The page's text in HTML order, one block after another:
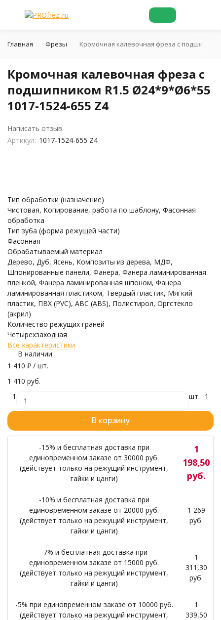
Главная Фрезы Кромочная калевочная фреза с
Кромочная калевочная фреза с
подшипником R1.5 Ø24*9*Ø6*55
1017-1524-655 Z4
Написать отзыв
Артикул: 1017-1524-655 Z4
Тип обработки (назначение)
Чистовая, Копирование, работа по шаблону, Фасонная
обработка
Тип зуба (форма режущей части)
Фасонная
Обрабатываемый материал
Дерево, Дуб, Ясень, Композиты из дерева, МДФ,
Шпонированные панели, Фанера, Фанера ламинированная
пленкой, Фанера ламинированная шпоном, Фанера
ламинированная пластиком, Твердый пластик, Мягкий
пластик, ПВХ (PVC), ABC (ABS), Полистирол, Оргстекло
(акрил)
Количество режущих граней
Четырехзаходная
Все характеристики
В наличии
1 410 ₽ / шт.
1 410 руб.
1
шт. 1
В корзину
-15% и бесплатная доставка при
единовременном заказе от 30000 руб.
(действует только на режущий инструмент,
гайки и цанги)
1
198,50
руб.
-10% и бесплатная доставка при
единовременном заказе от 20000 руб.
(действует только на режущий инструмент,
гайки и цанги)
1 269
руб.
-7% и бесплатная доставка при
единовременном заказе от 15000 руб.
(действует только на режущий инструмент,
гайки и цанги)
1
311,30
руб.
-5% при единовременном заказе от 10000 руб.
(действует только на режущий инструмент,
1
339,50